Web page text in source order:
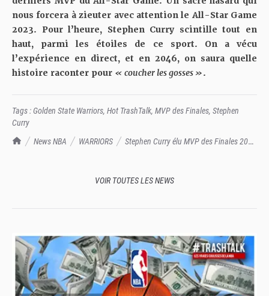
TrashTalk Actu NBA
News NBA WARRIORS
Stephen Curry élu MVP des Finales 2022
nous forcera à zieuter avec attention le All-Star Game
2023. Pour l’heure, Stephen Curry scintille tout en
haut, parmi les étoiles de ce sport. On a vécu
l’expérience en direct, et en 2046, on saura quelle
histoire raconter pour « coucher les gosses ».
Tags :Golden State Warriors, Hot TrashTalk, MVP des Finales, Stephen
Curry
VOIR TOUTES LES NEWS